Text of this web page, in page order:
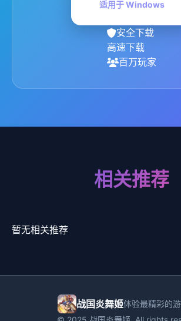
适用于 Windows
安全下载
高速下载
百万玩家
相关推荐
暂无相关推荐
战国炎舞姬体验最精彩的